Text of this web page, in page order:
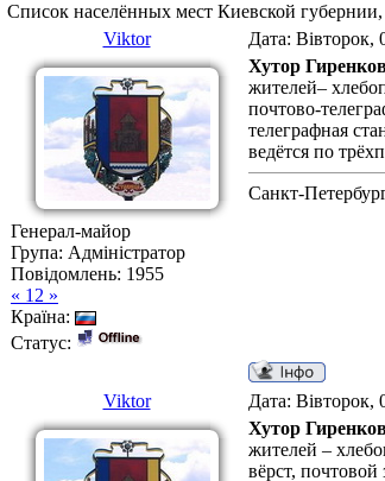
Список населённых мест Киевской
Viktor
Дата: Вівторок,
Генерал-майор
Група: Адміністратор
Повідомлень: 1955
« 12 »
Країна:
Статус:
Хутор
жителей–
почтово-
телеграфная
ведётся по
Санкт-
Viktor Дата: Вівторок,
Хутор
жителей –
вёрст,